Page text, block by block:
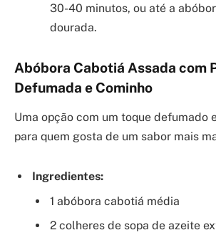
30-40 minutos, ou até a
dourada.
Abóbora Cabotiá Assada com
Defumada e Cominho
Uma opção com um toque defumado
para quem gosta de um sabor mais
Ingredientes:
1 abóbora cabotiá média
2 colheres de sopa de azeite